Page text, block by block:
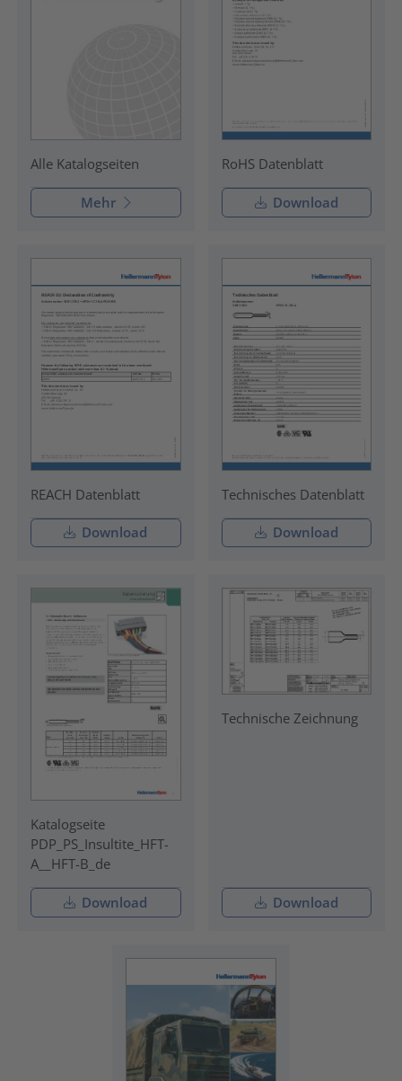
Alle Katalogseiten
Mehr
RoHS Datenblatt
Download
REACH Datenblatt
Download
Technisches Datenblatt
Download
Katalogseite
PDP_PS_Insultite_HFT-
A__HFT-B_de
Download
Technische Zeichnung
Download